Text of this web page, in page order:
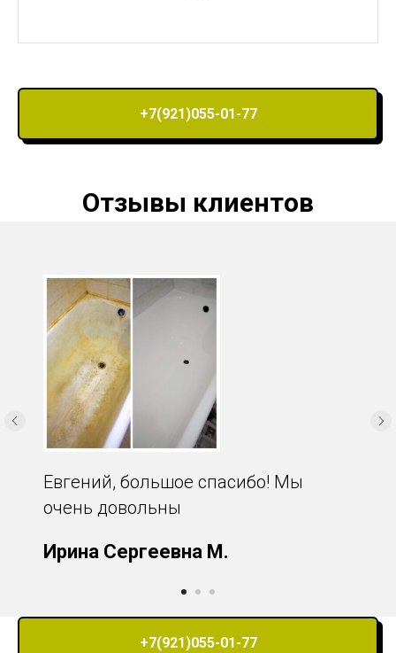
+7(921)055-01-77
Отзывы клиентов
Евгений, большое спасибо! Мы
очень довольны
Ирина Сергеевна М.
+7(921)055-01-77